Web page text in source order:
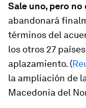
Sale uno, pero
abandonará
términos del
los otros 27
aplazamiento. (
la ampliación de
Macedonia del